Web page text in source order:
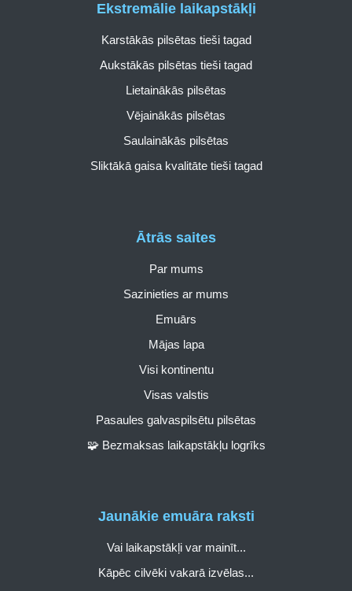
Ātrās saites
Par mums
Sazinieties ar mums
Emuārs
Mājas lapa
Visi kontinentu
Visas valstis
Pasaules galvaspilsētu pilsētas
🧩 Bezmaksas laikapstākļu logrīks
Ekstremālie laikapstākļi
Karstākās pilsētas tieši tagad
Aukstākās pilsētas tieši tagad
Lietainākās pilsētas
Vējainākās pilsētas
Saulainākās pilsētas
Sliktākā gaisa kvalitāte tieši tagad
Jaunākie emuāra raksti
Vai laikapstākļi var mainīt...
Kāpēc cilvēki vakarā izvēlas...